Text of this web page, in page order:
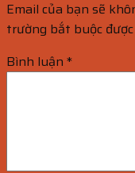
Email của bạn sẽ
trường bắt buộc
Bình luận *